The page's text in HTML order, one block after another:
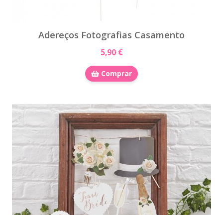
Adereços Fotografias Casamento
5,90 €
Comprar